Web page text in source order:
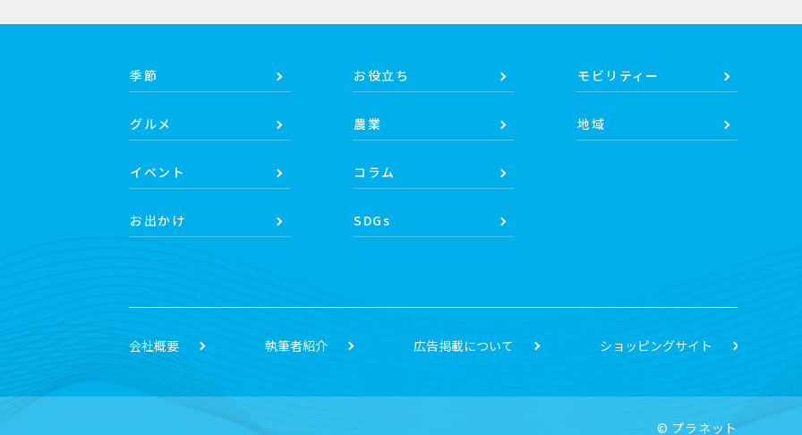
季節
グルメ
イベント
お出かけ
お役立ち
農業
コラム
SDGs
モビリティー
地域
会社概要 執筆者紹介 広告掲載について ショッピングサイト
© プラネット